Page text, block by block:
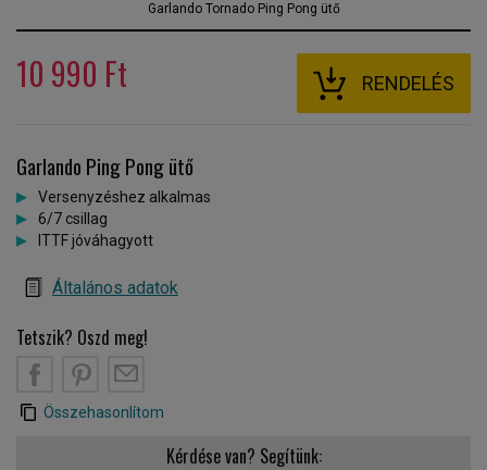
Garlando Tornado Ping Pong ütő
10 990 Ft RENDELÉS
Garlando Ping Pong ütő
Versenyzéshez alkalmas
6/7 csillag
ITTF jóváhagyott
Általános adatok
Tetszik? Oszd meg!
Összehasonlítom
Kérdése van? Segítünk: